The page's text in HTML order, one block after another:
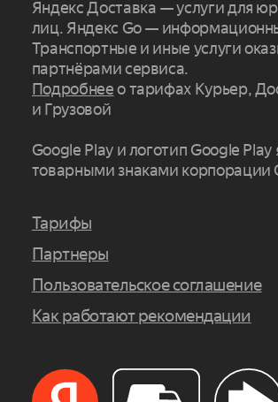
Заказать сейчас
Яндекс Доставка — услуги для
лиц. Яндекс Go —
Транспортные и иные услуги
партнёрами сервиса.
Подробнеео тарифах Курьер,
и Грузовой
Google Play и логотип Google Play
товарными знаками корпорации
Тарифы
Партнеры
Пользовательское соглашение
Как работают рекомендации